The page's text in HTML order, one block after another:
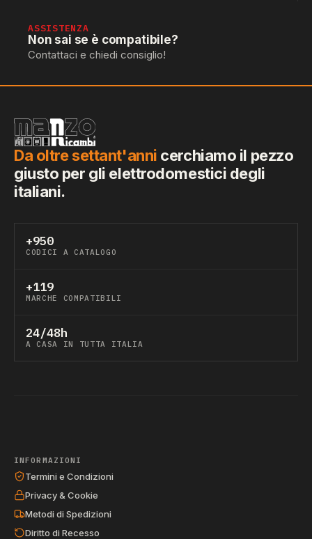
ASSISTENZA
Non sai se è compatibile?
Contattaci e chiedi consiglio!
Da oltre settant'anni cerchiamo il pezzo
giusto per gli elettrodomestici degli
italiani.
+950
CODICI A CATALOGO
+119
MARCHE COMPATIBILI
24/48h
A CASA IN TUTTA ITALIA
INFORMAZIONI
Termini e Condizioni
Privacy & Cookie
Metodi di Spedizioni
Diritto di Recesso